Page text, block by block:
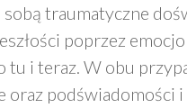
traumatyczne
poprzez
tu i teraz. W obu
oraz podświadomości